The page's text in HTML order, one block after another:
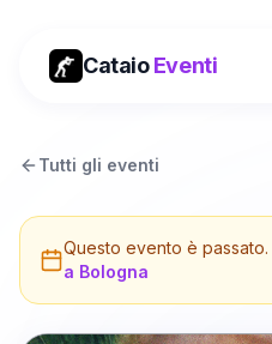
CataioEventi
Tutti gli eventi
Questo evento è passato.
a Bologna